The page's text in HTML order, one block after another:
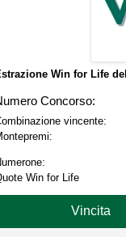
Win for Life del
Concorso:
vincente:
Win for Life
Vincita